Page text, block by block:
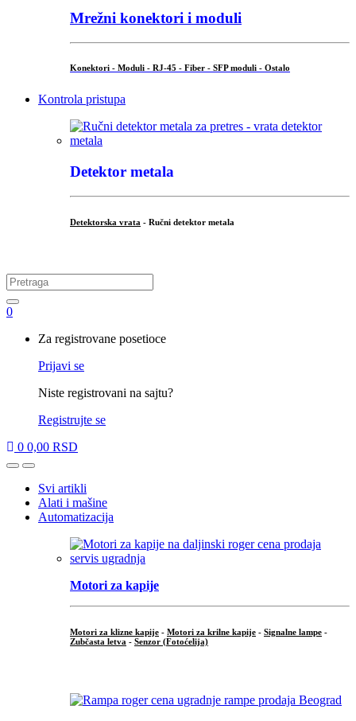
Mrežni konektori i moduli
Konektori - Moduli - RJ-45 - Fiber - SFP moduli - Ostalo
Kontrola pristupa
Detektor metala
Detektorska vrata - Ručni detektor metala
Search
for:
0
Za registrovane posetioce
Prijavi se
Niste registrovani na sajtu?
Registrujte se
0 0,00 RSD
OpenClose
Svi artikli
Alati i mašine
Automatizacija
Motori za kapije
Motori za klizne kapije - Motori za krilne kapije - Signalne lampe -
Zubčasta letva - Senzor (Fotoćelija)